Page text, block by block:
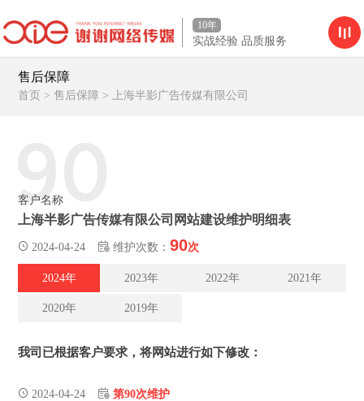
10年
实战经验 品质服务
售后保障
首页 >售后保障 > 上海半影广告传媒有限公司
90
客户名称
上海半影广告传媒有限公司网站建设维护明细表
2024-04-24 维护次数：90次
2024年 2023年 2022年 2021年
2020年 2019年
我司已根据客户要求，将网站进行如下修改：
2024-04-24 第90次维护